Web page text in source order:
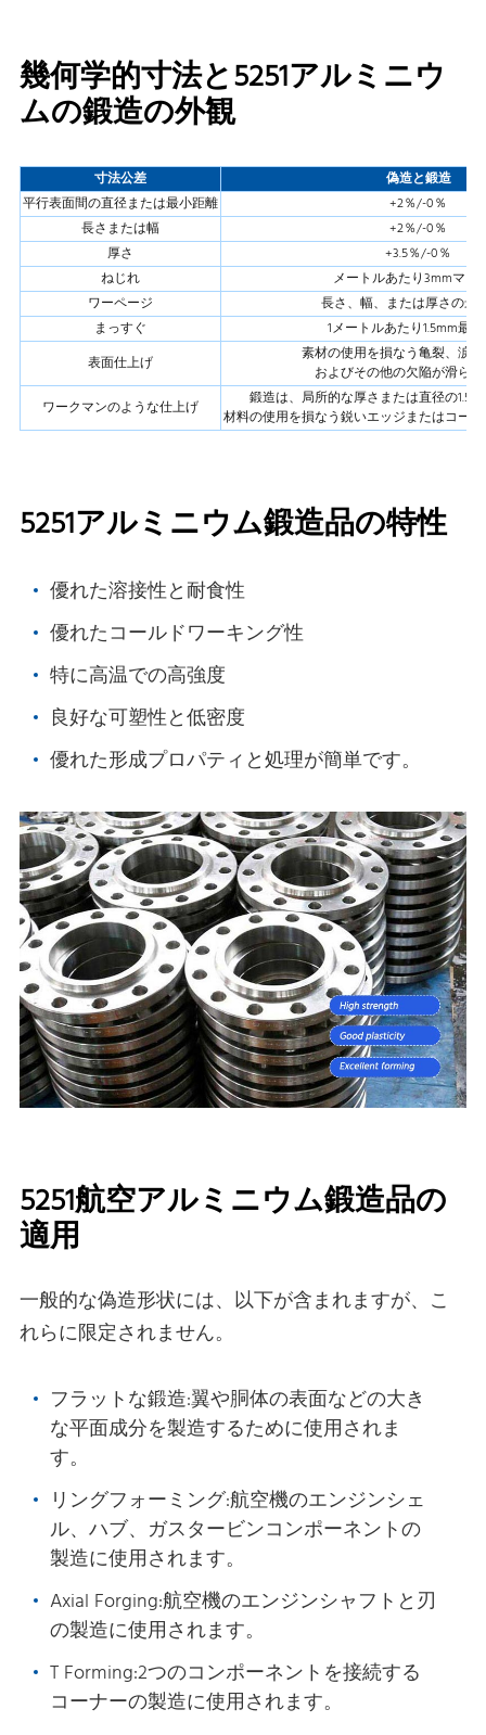
幾何学的寸法と5251アルミニウ
ムの鍛造の外観
寸法公差
偽造と鍛造
平行表面間の直径または最小距離
+2％/-0％
長さまたは幅
+2％/-0％
厚さ
+3.5％/-0％
ねじれ
メートルあたり3mmマッ
ワーページ
長さ、幅、または厚さの最
まっすぐ
1メートルあたり1.5mm最
表面仕上げ
素材の使用を損なう亀裂、涙
およびその他の欠陥が滑ら
ワークマンのような仕上げ
鍛造は、局所的な厚さまたは直径の1.5
材料の使用を損なう鋭いエッジまたはコー
5251アルミニウム鍛造品の特性
優れた溶接性と耐食性
優れたコールドワーキング性
特に高温での高強度
良好な可塑性と低密度
優れた形成プロパティと処理が簡単です。
5251航空アルミニウム鍛造品の
適用
一般的な偽造形状には、以下が含まれますが、こ
れらに限定されません。
フラットな鍛造:翼や胴体の表面などの大き
な平面成分を製造するために使用されま
す。
リングフォーミング:航空機のエンジンシェ
ル、ハブ、ガスタービンコンポーネントの
製造に使用されます。
Axial Forging:航空機のエンジンシャフトと刃
の製造に使用されます。
T Forming:2つのコンポーネントを接続する
コーナーの製造に使用されます。